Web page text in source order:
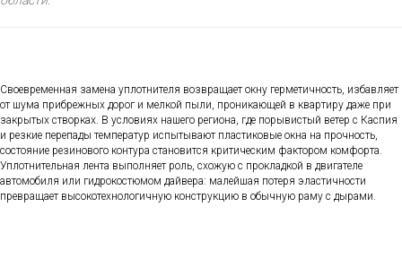
Своевременная замена уплотнителя возвращает окну герметичность, избавляет
от шума прибрежных дорог и мелкой пыли, проникающей в квартиру даже при
закрытых створках. В условиях нашего региона, где порывистый ветер с Каспия
и резкие перепады температур испытывают пластиковые окна на прочность,
состояние резинового контура становится критическим фактором комфорта.
Уплотнительная лента выполняет роль, схожую с прокладкой в двигателе
автомобиля или гидрокостюмом дайвера: малейшая потеря эластичности
превращает высокотехнологичную конструкцию в обычную раму с дырами.